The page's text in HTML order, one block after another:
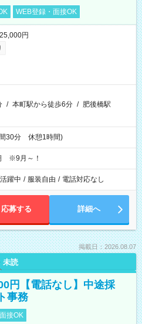
WEB登録・面接OK
円
/ 本町駅から徒歩6分 / 肥後橋駅
30分 休憩1時間)
※9月～！
躍中 / 服装自由 / 電話対応なし
応募する 詳細へ
掲載日：2026.08.07
未読
円【電話なし】中途採
事務
接OK